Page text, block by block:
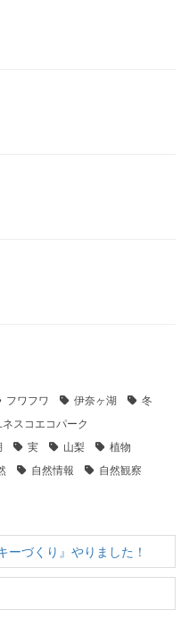
フワフワ 伊奈ヶ湖
冬
スコエコパーク
実 山梨
植物
自然情報
自然観察
ーづくり』やりました！